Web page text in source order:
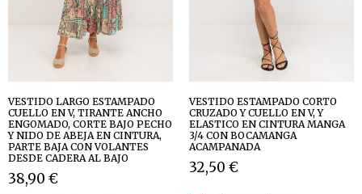
VESTIDO LARGO ESTAMPADO
CUELLO EN V, TIRANTE ANCHO
ENGOMADO, CORTE BAJO PECHO
Y NIDO DE ABEJA EN CINTURA,
PARTE BAJA CON VOLANTES
DESDE CADERA AL BAJO
38,90 €
VESTIDO ESTAMPADO CORTO
CRUZADO Y CUELLO EN V, Y
ELASTICO EN CINTURA MANGA
3/4 CON BOCAMANGA
ACAMPANADA
32,50 €